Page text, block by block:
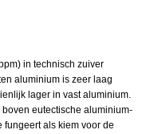
in technisch zuiver
aluminium is zeer laag
lager in vast aluminium.
eutectische aluminium-
als kiem voor de